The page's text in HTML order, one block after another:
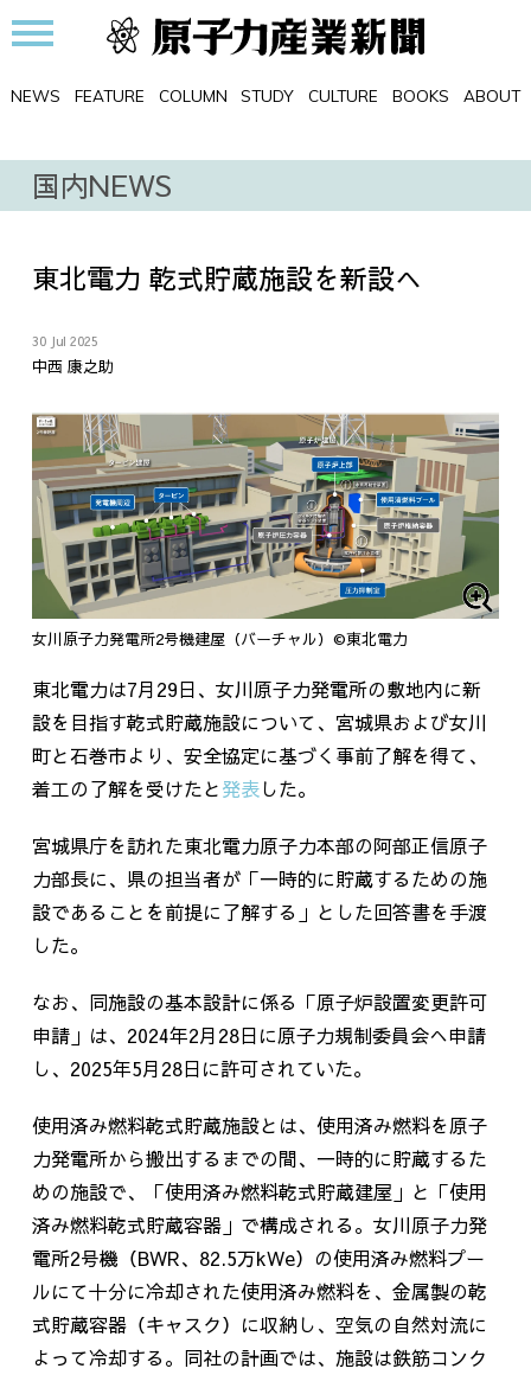
NEWS FEATURE COLUMN STUDY CULTURE BOOKS ABOUT
国内NEWS
東北電力 乾式貯蔵施設を新設へ
30 Jul 2025
中西 康之助
女川原子力発電所2号機建屋（バーチャル）©東北電力
東北電力は7月29日、女川原子力発電所の敷地内に新
設を目指す乾式貯蔵施設について、宮城県および女川
町と石巻市より、安全協定に基づく事前了解を得て、
着工の了解を受けたと発表した。
宮城県庁を訪れた東北電力原子力本部の阿部正信原子
力部長に、県の担当者が「一時的に貯蔵するための施
設であることを前提に了解する」とした回答書を手渡
した。
なお、同施設の基本設計に係る「原子炉設置変更許可
申請」は、 2024年2月28日に原子力規制委員会へ申請
し、 2025年5月28日に許可されていた。
使用済み燃料乾式貯蔵施設とは、使用済み燃料を原子
力発電所から搬出するまでの間、一時的に貯蔵するた
めの施設で、「使用済み燃料乾式貯蔵建屋」と「使用
済み燃料乾式貯蔵容器」で構成される。女川原子力発
電所2号機（BWR、 82.5万kWe）の使用済み燃料プー
ルにて十分に冷却された使用済み燃料を、金属製の乾
式貯蔵容器（キャスク）に収納し、空気の自然対流に
よって冷却する。同社の計画では、施設は鉄筋コンク